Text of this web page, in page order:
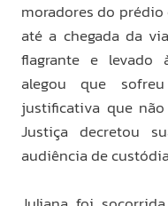
moradores do
até a chegada da
flagrante e levado
alegou que
justificativa que
Justiça decretou
audiência de